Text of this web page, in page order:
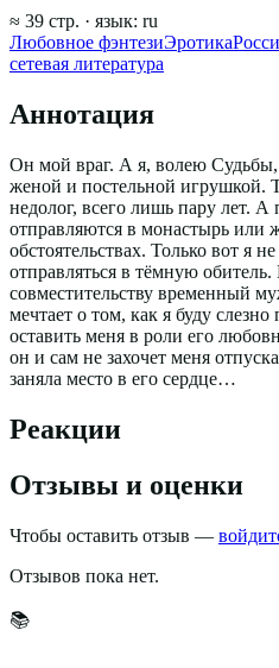
≈ 39 стр. · язык: ru
Любовное фэнтезиЭротика
сетевая литература
Аннотация
Он мой враг. А я, волею Судьбы,
женой и постельной игрушкой.
недолог, всего лишь пару лет. А
отправляются в монастырь или
обстоятельствах. Только вот я
отправляться в тёмную
совместительству временный
мечтает о том, как я буду
оставить меня в роли его
он и сам не захочет меня
заняла место в его сердце…
Реакции
Отзывы и оценки
Чтобы оставить отзыв —
Отзывов пока нет.
📚